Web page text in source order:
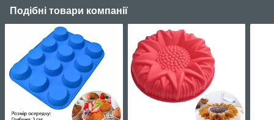
Подібні товари компанії